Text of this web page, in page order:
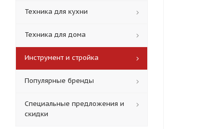
Техника для кухни
Техника для дома
Инструмент и стройка
Популярные бренды
Специальные предложения и
скидки